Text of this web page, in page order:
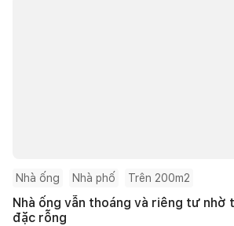
Nhà ống Nhà phố Trên 200m2
Nhà ống vẫn thoáng và riêng tư
đặc rỗng